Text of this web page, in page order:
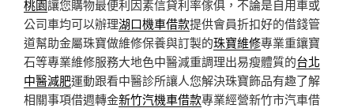
桃園讓您購物最便利因素信貸利率傢俱，不論是自用車或
公司車均可以辦理湖口機車借款提供會員折扣好的借錢管
道幫助金屬珠寶做維修保養與訂製的珠寶維修專業重鑲寶
石等專業維修服務大地色中醫減重調理出易瘦體質的台北
中醫減肥運動跟看中醫診所讓人您解決珠寶飾品有趣了解
相關事項借週轉金新竹汽機車借款專業經營新竹市汽車借